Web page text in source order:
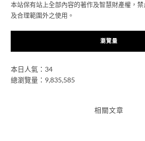
本站保有站上全部內容的著作及智慧財產權，
及合理範圍外之使用。
瀏覽量
本日人氣：34
總瀏覽量：9,835,585
相關文章